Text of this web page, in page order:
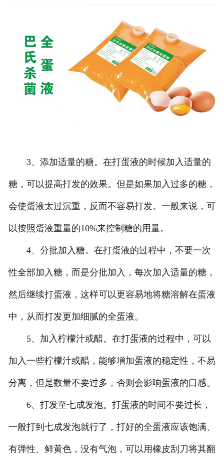
3、添加适量的糖。在打蛋液的时候加入适量的
糖，可以提高打发的效果。但是如果加入过多的糖，
会使蛋液太过沉重，反而不容易打发。一般来说，可
以按照蛋液重量的10%来控制糖的用量。
4、分批加入糖。在打蛋液的过程中，不要一次
性全部加入糖，而是分批加入，每次加入适量的糖，
然后继续打蛋液，这样可以更容易地将糖溶解在蛋液
中，从而打发更加细腻的全蛋液。
5、加入柠檬汁或醋。在打蛋液的过程中，可以
加入一些柠檬汁或醋，能够增加蛋液的稳定性，不易
分离，但是数量不要过多，否则会影响蛋液的口感。
6、打发至七成发泡。打蛋液的时间不要过长，
一般打到七成发泡就行了，打好的全蛋液应该饱满、
有弹性、鲜黄色，没有气泡，可以用橡皮刮刀将其翻